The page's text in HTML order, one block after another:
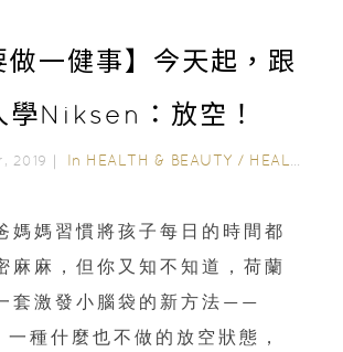
做一健事】今天起，跟
學Niksen：放空！
2019｜ In HEALTH & BEAUTY / HEALTH CARE
媽媽習慣將孩子每日的時間都
麻麻，但你又知不知道，荷蘭
套激發小腦袋的新方法——
種什麼也不做的放空狀態，